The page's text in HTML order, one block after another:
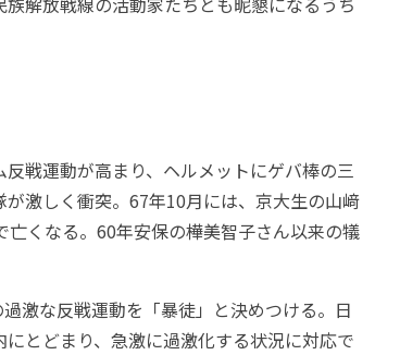
戦運動が高まり、ヘルメットにゲバ棒の三
激しく衝突。67年10月には、京大生の山﨑
くなる。60年安保の樺美智子さん以来の犠
激な反戦運動を「暴徒」と決めつける。日
とどまり、急激に過激化する状況に対応で